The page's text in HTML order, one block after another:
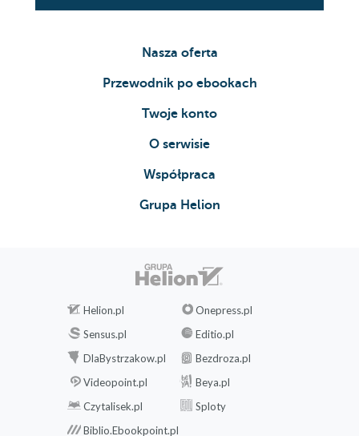
Nasza oferta
Przewodnik po ebookach
Twoje konto
O serwisie
Współpraca
Grupa Helion
Helion.pl
Onepress.pl
Sensus.pl
Editio.pl
DlaBystrzakow.pl
Bezdroza.pl
Videopoint.pl
Beya.pl
Czytalisek.pl
Sploty
Biblio.Ebookpoint.pl